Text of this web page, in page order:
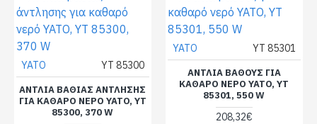
YATO YT 85300
ΑΝΤΛΊΑ ΒΑΘΙΆΣ ΆΝΤΛΗΣΗΣ
ΓΙΑ ΚΑΘΑΡΌ ΝΕΡΌ YATO, YT
85300, 370 W
YATO YT 85301
ΑΝΤΛΊΑ ΒΆΘΟΥΣ ΓΙΑ
ΚΑΘΑΡΌ ΝΕΡΌ YATO, YT
85301, 550 W
208,32€